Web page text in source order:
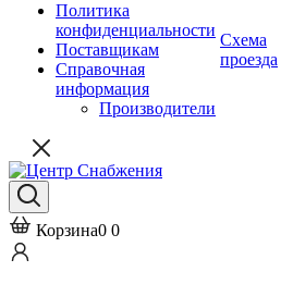
Политика
конфиденциальности
Поставщикам
Справочная
информация
Производители
Схема
проезда
Корзина0 0